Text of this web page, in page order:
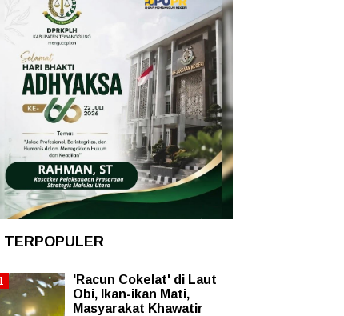
TERPOPULER
'Racun Cokelat' di Laut
Obi, Ikan-ikan Mati,
Masyarakat Khawatir